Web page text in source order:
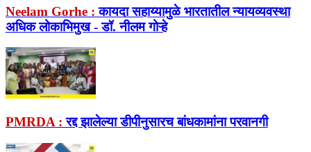
Neelam Gorhe : कायदा सहाय्यामुळे भारतातील न्यायव्यवस्था
अधिक लोकाभिमुख - डॉ. नीलम गोऱ्हे
PMRDA : रद्द झालेल्या डीपीनुसारच बांधकामांना परवानगी